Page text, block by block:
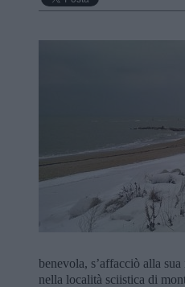
benevola, s’affacciò alla
nella località sciistica di